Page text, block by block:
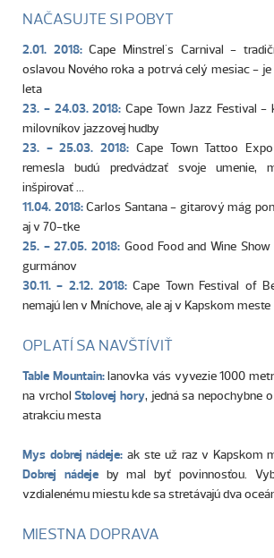
NAČASUJTE SI POBYT
2.01. 2018:Cape Minstrel's Carnival -
oslavou Nového roka a potrvá celý mesiac -
leta
23. - 24.03. 2018: Cape Town Jazz Festival
milovníkov jazzovej hudby
23. - 25.03. 2018: Cape Town Tattoo
remesla budú predvádzať svoje umenie,
inšpirovať ...
11.04. 2018:Carlos Santana - gitarový mág
aj v 70-tke
25. - 27.05. 2018: Good Food and Wine
gurmánov
30.11. - 2.12. 2018: Cape Town Festival of
nemajú len v Mníchove, ale aj v Kapskom meste
OPLATÍ SA NAVŠTÍVIŤ
Table Mountain:lanovka vás vyvezie 1000
na vrcholStolovej hory, jedná sa nepochybne
atrakciu mesta
Mys dobrej nádeje: ak ste už raz v Kapskom
Dobrej nádejeby mal byť povinnosťou.
vzdialenému miestu kde sa stretávajú dva
MIESTNA DOPRAVA